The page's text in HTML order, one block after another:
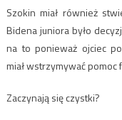
Szokin miał również
Bidena juniora było
na to ponieważ ojciec
miał wstrzymywać
Zaczynają się czystki?